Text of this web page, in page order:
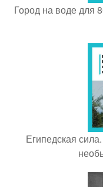
Город на воде для
Египедская